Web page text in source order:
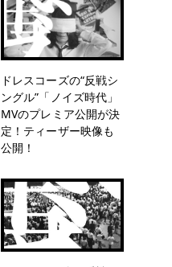
ドレスコーズの“反戦シ
ングル”「ノイズ時代」
MVのプレミア公開が決
定！ティーザー映像も
公開！